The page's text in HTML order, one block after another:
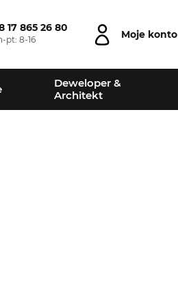
17 865 26 80
pt: 8-16 Moje konto
Deweloper &
Architekt